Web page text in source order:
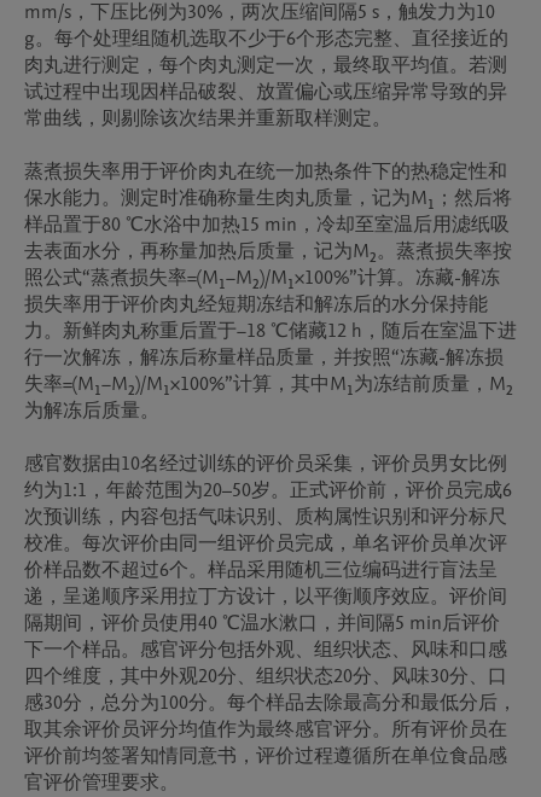
mm/s，下压比例为30%，两次压缩间隔5 s，触发力为10
g。每个处理组随机选取不少于6个形态完整、直径接近的
肉丸进行测定，每个肉丸测定一次，最终取平均值。若测
试过程中出现因样品破裂、放置偏心或压缩异常导致的异
常曲线，则剔除该次结果并重新取样测定。
蒸煮损失率用于评价肉丸在统一加热条件下的热稳定性和
保水能力。测定时准确称量生肉丸质量，记为M₁；然后将
样品置于80 ℃水浴中加热15 min，冷却至室温后用滤纸吸
去表面水分，再称量加热后质量，记为M₂。蒸煮损失率按
照公式“蒸煮损失率=(M₁−M₂)/M₁×100%”计算。冻藏-解冻
损失率用于评价肉丸经短期冻结和解冻后的水分保持能
力。新鲜肉丸称重后置于−18 ℃储藏12 h，随后在室温下进
行一次解冻，解冻后称量样品质量，并按照“冻藏-解冻损
失率=(M₁−M₂)/M₁×100%”计算，其中M₁为冻结前质量，M₂
为解冻后质量。
感官数据由10名经过训练的评价员采集，评价员男女比例
约为1:1，年龄范围为20–50岁。正式评价前，评价员完成6
次预训练，内容包括气味识别、质构属性识别和评分标尺
校准。每次评价由同一组评价员完成，单名评价员单次评
价样品数不超过6个。样品采用随机三位编码进行盲法呈
递，呈递顺序采用拉丁方设计，以平衡顺序效应。评价间
隔期间，评价员使用40 ℃温水漱口，并间隔5 min后评价
下一个样品。感官评分包括外观、组织状态、风味和口感
四个维度，其中外观20分、组织状态20分、风味30分、口
感30分，总分为100分。每个样品去除最高分和最低分后，
取其余评价员评分均值作为最终感官评分。所有评价员在
评价前均签署知情同意书，评价过程遵循所在单位食品感
官评价管理要求。